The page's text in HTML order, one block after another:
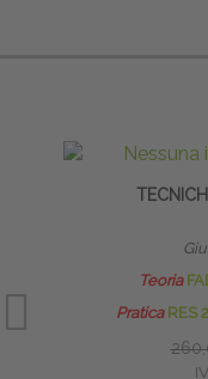
Teoria
PraticaRES